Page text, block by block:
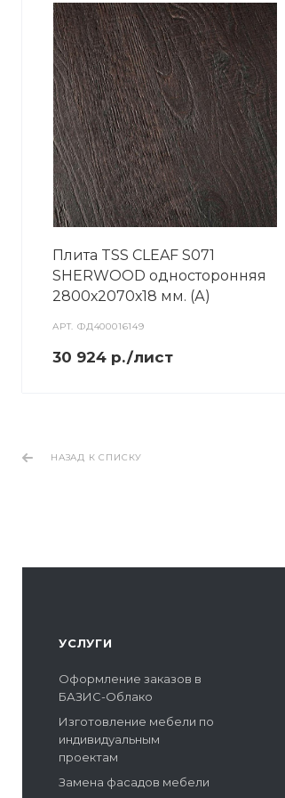
Плита TSS CLEAF S071
SHERWOOD односторонняя
2800х2070х18 мм. (А)
АРТ.ФД400016149
30 924 р./лист
НАЗАД К СПИСКУ
УСЛУГИ
Оформление заказов в
БАЗИС-Облако
Изготовление мебели по
индивидуальным
проектам
Замена фасадов мебели